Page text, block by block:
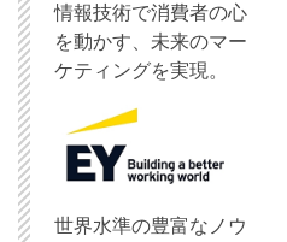
情報技術で消費者の心
を動かす、未来のマー
ケティングを実現。
世界水準の豊富なノウ